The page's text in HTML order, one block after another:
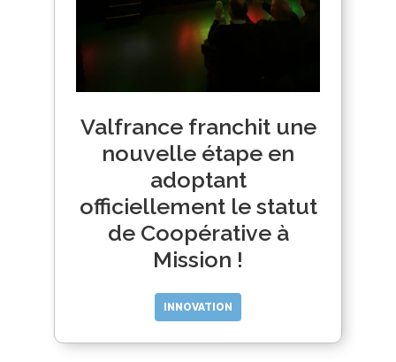
Valfrance franchit une
nouvelle étape en
adoptant
officiellement le statut
de Coopérative à
Mission !
INNOVATION